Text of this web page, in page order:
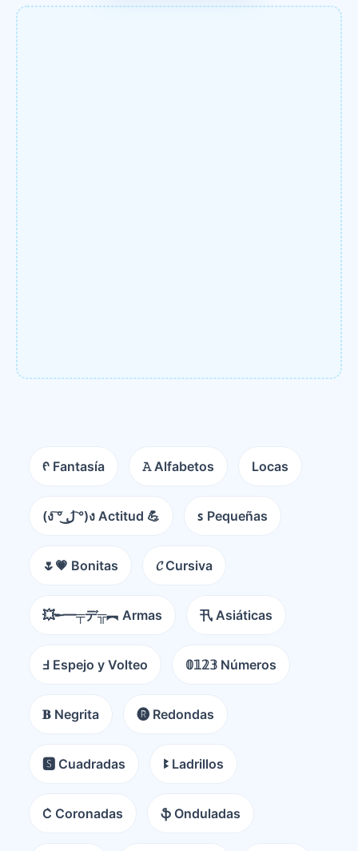
ᠻ Fantasía 𝙰 Alfabetos Locas
(ง ͠° ͟ل͜ ͡°)ง Actitud 💪 ꜱ Pequeñas
🌷💗 Bonitas 𝓒 Cursiva
💥╾━╤デ╦︻ Armas 卂 Asiáticas
Ⅎ Espejo y Volteo 𝟘𝟙𝟚𝟛 Números
𝐁 Negrita 🅡 Redondas
🆂 Cuadradas ꔪ Ladrillos
C͛ Coronadas ֆ Onduladas